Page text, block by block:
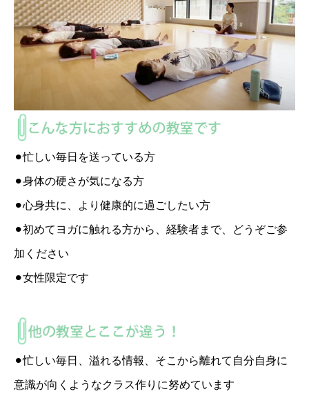
⚫︎忙しい毎日を送っている方
⚫︎身体の硬さが気になる方
⚫︎心身共に、より健康的に過ごしたい方
⚫︎初めてヨガに触れる方から、経験者まで、どうぞご参
加ください
⚫︎女性限定です
⚫︎忙しい毎日、溢れる情報、そこから離れて自分自身に
意識が向くようなクラス作りに努めています